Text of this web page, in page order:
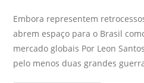
Embora representem
abrem espaço para o Brasil
mercado globais Por Leon
pelo menos duas grandes